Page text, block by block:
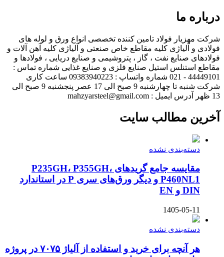
درباره ما
شرکت مهزیار فولاد تامین کننده تخصصی انواع ورق و لوله های
فولادی و آلیاژی کلیه مقاطع خاص صنعتی و آلیاژی کلیه آهن آلات و
فولادهای صنایع نفت ، گاز ، پتروشیمی و صنایع دریایی ، فولادها و
مقاطع استنلس استیل صنایع فلزی و صنایع غذایی شماره تماس :
44449101 - 021 شماره واتساپ : 09383940223 ساعت کاری
شرکت شنبه تا چهارشنبه 9 صبح الی 17 عصر پنجشنبه 9 صبح الی
13 ظهر آدرس ایمیل : mahzyarsteel@gmail.com
آخرین مطالب سایت
دسته‌بندی نشده
مقایسه جامع گریدهای P235GH، P355GH،
P460NL1 و دیگر ورق‌های سری P در استاندارد
DIN و EN
1405-05-11
دسته‌بندی نشده
هر آنچه برای خرید و استفاده از آلیاژ ۷۰۷۵ در پروژه